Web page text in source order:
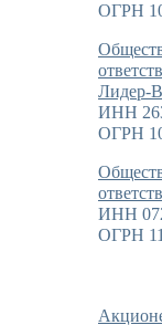
ОГРН
Лидер-
ИНН
ОГРН
ИНН
ОГРН